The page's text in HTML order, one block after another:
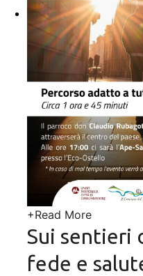
+Read More
Sui sentieri
fede e